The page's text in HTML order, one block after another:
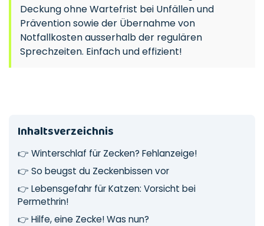
Deckung ohne Wartefrist bei Unfällen und
Prävention sowie der Übernahme von
Notfallkosten ausserhalb der regulären
Sprechzeiten. Einfach und effizient!
Inhaltsverzeichnis
👉 Winterschlaf für Zecken? Fehlanzeige!
👉 So beugst du Zeckenbissen vor
👉 Lebensgefahr für Katzen: Vorsicht bei
Permethrin!
👉 Hilfe, eine Zecke! Was nun?